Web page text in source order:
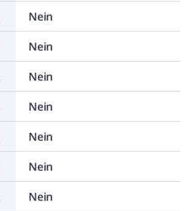
Nein
Nein
Nein
Nein
Nein
Nein
Nein